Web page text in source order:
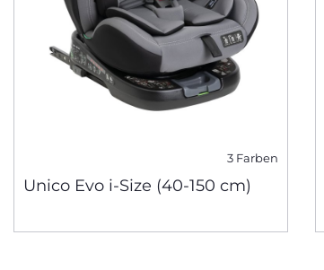
3 Farben
Unico Evo i-Size (40-150 cm)